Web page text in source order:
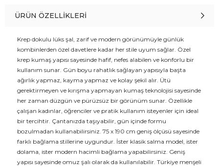
ÜRÜN ÖZELLIKLERI
Krep dokulu lüks şal, zarif ve modern görünümüyle günlük
kombinlerden özel davetlere kadar her stile uyum sağlar. Özel
krep kumaş yapısı sayesinde hafif, nefes alabilen ve konforlu bir
kullanım sunar. Gün boyu rahatlık sağlayan yapısıyla başta
ağırlık yapmaz, kayma yapmaz ve kolay şekil alır. Ütü
gerektirmeyen ve kırışma yapmayan kumaş teknolojisi sayesinde
her zaman düzgün ve pürüzsüz bir görünüm sunar. Özellikle
çalışan kadınlar, öğrenciler ve pratik kullanım isteyenler için ideal
bir tercihtir. Çantanızda taşıyabilir, gün içinde formu
bozulmadan kullanabilirsiniz. 75 x 190 cm geniş ölçüsü sayesinde
farklı bağlama stillerine uygundur. İster klasik salma model, ister
dolama, ister modern hacimli bağlama yapabilirsiniz. Geniş
yapısı sayesinde omuz şalı olarak da kullanılabilir. Türkiye menşeli